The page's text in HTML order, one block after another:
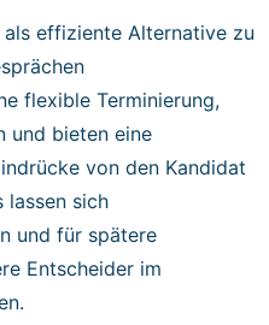
effiziente Alternative zu
flexible Terminierung,
und bieten eine
von den Kandidat
lassen sich
und für spätere
Entscheider im